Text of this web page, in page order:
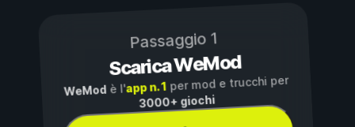
Passaggio 1
Scarica WeMod
WeMod è l'app n. 1per mod e trucchi per
3000+ giochi